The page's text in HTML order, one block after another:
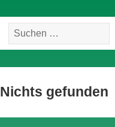
Suche
nach:
Nichts gefunden